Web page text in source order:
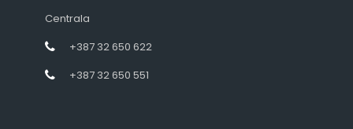
Centrala
+387 32 650 622
+387 32 650 551